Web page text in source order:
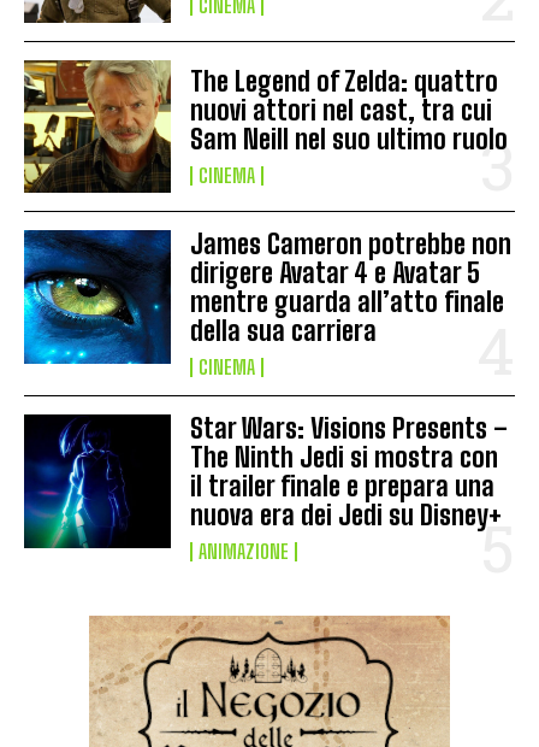
CINEMA
The Legend of Zelda: quattro
nuovi attori nel cast, tra cui
Sam Neill nel suo ultimo ruolo
CINEMA
James Cameron potrebbe non
dirigere Avatar 4 e Avatar 5
mentre guarda all’atto finale
della sua carriera
CINEMA
Star Wars: Visions Presents –
The Ninth Jedi si mostra con
il trailer finale e prepara una
nuova era dei Jedi su Disney+
ANIMAZIONE